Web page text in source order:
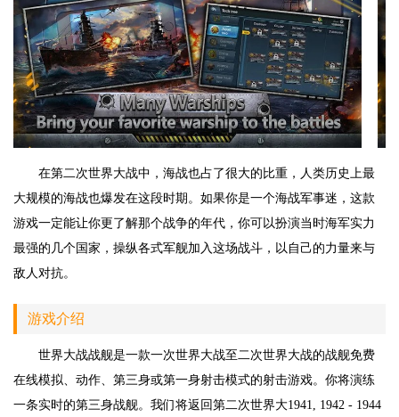
在第二次世界大战中，海战也占了很大的比重，人类历史上最
大规模的海战也爆发在这段时期。如果你是一个海战军事迷，这款
游戏一定能让你更了解那个战争的年代，你可以扮演当时海军实力
最强的几个国家，操纵各式军舰加入这场战斗，以自己的力量来与
敌人对抗。
游戏介绍
世界大战战舰是一款一次世界大战至二次世界大战的战舰免费
在线模拟、动作、第三身或第一身射击模式的射击游戏。你将演练
一条实时的第三身战舰。我们将返回第二次世界大1941, 1942 - 1944